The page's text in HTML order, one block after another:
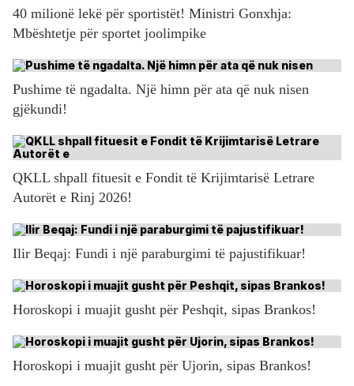
40 milionë lekë për sportistët! Ministri Gonxhja:
Mbështetje për sportet joolimpike
Pushime të ngadalta. Një himn për ata që nuk nisen
gjëkundi!
QKLL shpall fituesit e Fondit të Krijimtarisë Letrare
Autorët e Rinj 2026!
Ilir Beqaj: Fundi i një paraburgimi të pajustifikuar!
Horoskopi i muajit gusht për Peshqit, sipas Brankos!
Horoskopi i muajit gusht për Ujorin, sipas Brankos!